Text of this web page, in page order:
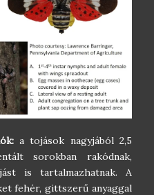
a tojások nagyjából 2,5
sorokban rakódnak,
is tartalmazhatnak. A
fehér, gittszerű anyaggal